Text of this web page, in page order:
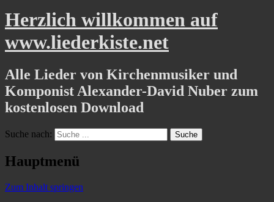
Herzlich willkommen auf
www.liederkiste.net
Alle Lieder von Kirchenmusiker und
Komponist Alexander-David Nuber zum
kostenlosen Download
Suche nach:
Hauptmenü
Zum Inhalt springen